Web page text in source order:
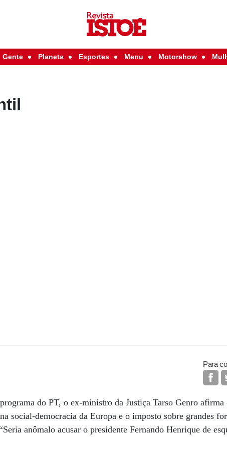
Gente Planeta Esportes Menu Motorshow
Para
do PT, o ex-ministro da Justiça Tarso Genro
social-democracia da Europa e o imposto sobre grandes
anômalo acusar o presidente Fernando Henrique de